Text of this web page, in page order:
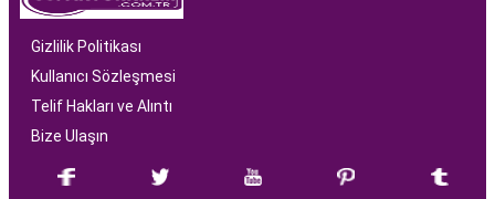
Gizlilik Politikası
Kullanıcı Sözleşmesi
Telif Hakları ve Alıntı
Bize Ulaşın